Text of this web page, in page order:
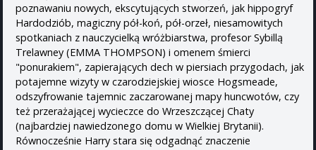
poznawaniu nowych, ekscytujących stworzeń, jak hippogryf
Hardodziób, magiczny pół-koń, pół-orzeł, niesamowitych
spotkaniach z nauczycielką wróżbiarstwa, profesor Sybillą
Trelawney (EMMA THOMPSON) i omenem śmierci
"ponurakiem", zapierających dech w piersiach przygodach, jak
potajemne wizyty w czarodziejskiej wiosce Hogsmeade,
odszyfrowanie tajemnic zaczarowanej mapy huncwotów, czy
też przerażającej wycieczce do Wrzeszczącej Chaty
(najbardziej nawiedzonego domu w Wielkiej Brytanii).
Równocześnie Harry stara się odgadnąć znaczenie